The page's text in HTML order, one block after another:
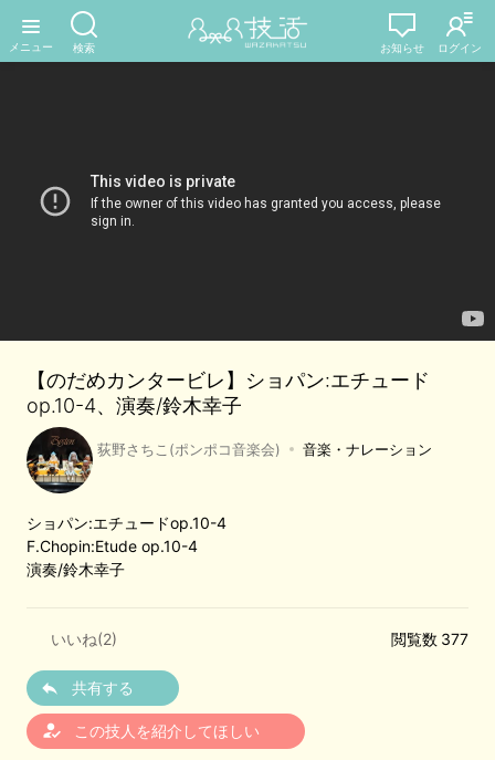
【のだめカンタービレ】ショパン:エチュード
op.10-4、演奏/鈴木幸子
荻野さちこ(ポンポコ音楽会) 音楽・ナレーション
ショパン:エチュードop.10-4
F.Chopin:Etude op.10-4
演奏/鈴木幸子
いいね(2) 閲覧数 377
共有する
how_to_reg この技人を紹介してほしい